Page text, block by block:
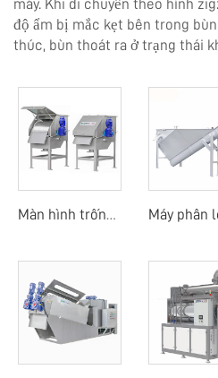
máy. Khi di chuyển theo hình
độ ẩm bị mắc kẹt bên trong
thúc, bùn thoát ra ở trạng thái
Màn hình trống quay ngoài